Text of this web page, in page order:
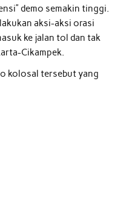
demo semakin tinggi.
aksi-aksi orasi
ke jalan tol dan tak
Cikampek.
kolosal tersebut yang